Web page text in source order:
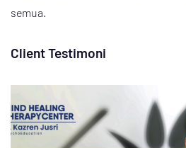
semua.
Client Testimoni